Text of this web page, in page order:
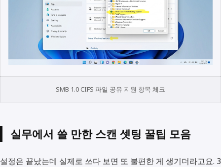
SMB 1.0 CIFS 파일 공유 지원 항목 체크
실무에서 쓸 만한 스캔 셋팅 꿀팁 모음
설정은 끝났는데 실제로 쓰다 보면 또 불편한 게 생기더라고요. 3